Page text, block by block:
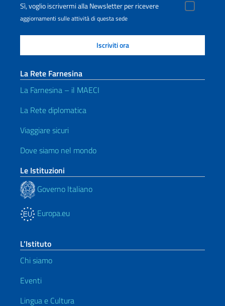
Sì, voglio iscrivermi alla Newsletter per ricevere
aggiornamenti sulle attività di questa sede
La Rete Farnesina
La Farnesina – il MAECI
La Rete diplomatica
Viaggiare sicuri
Dove siamo nel mondo
Le Istituzioni
Governo Italiano
Europa.eu
L’Istituto
Chi siamo
Eventi
Lingua e Cultura